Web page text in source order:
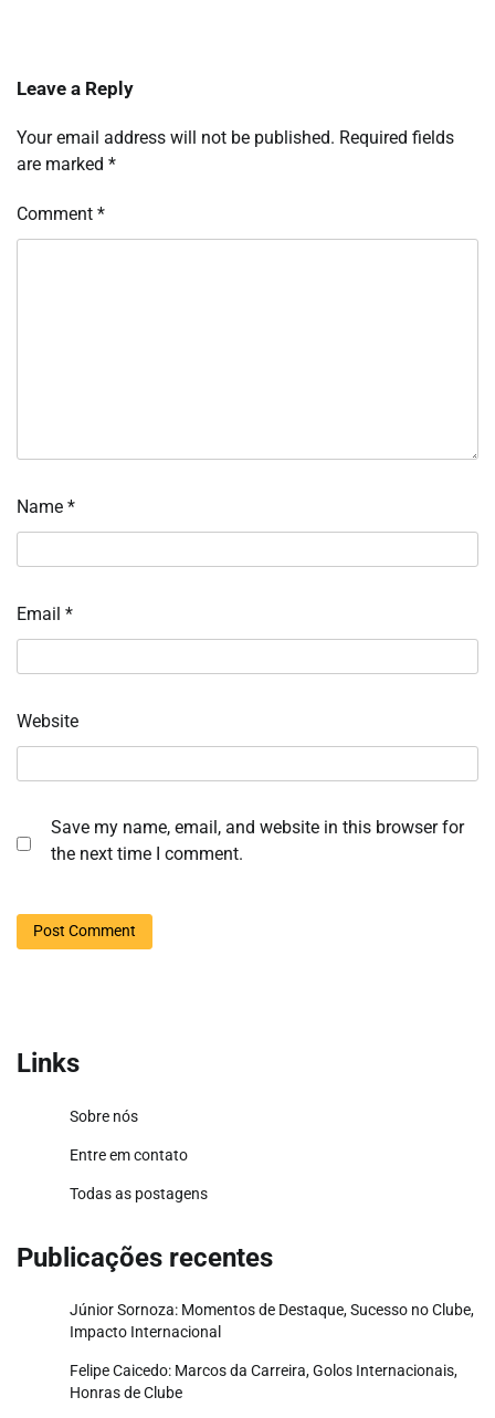
Leave a Reply
Your email address will not be published. Required fields
are marked *
Comment *
Name *
Email *
Website
Save my name, email, and website in this browser for
the next time I comment.
Links
Sobre nós
Entre em contato
Todas as postagens
Publicações recentes
Júnior Sornoza: Momentos de Destaque, Sucesso no Clube,
Impacto Internacional
Felipe Caicedo: Marcos da Carreira, Golos Internacionais,
Honras de Clube